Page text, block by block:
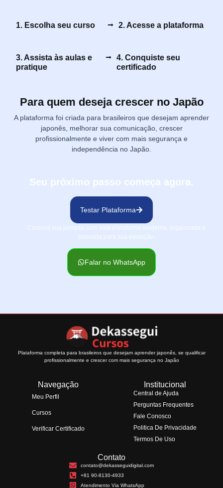
1. Escolha seu curso 2. Acesse a plataforma
3. Assista às aulas e
pratique
4. Conquiste seu
certificado
Para quem deseja crescer no Japão
A plataforma foi criada para brasileiros que desejam aprender
japonês, melhorar sua comunicação, crescer
profissionalmente e viver com mais segurança e
independência no Japão.
Seu próximo passo começa agora.
Testar Plataforma
Comece sua jornada com uma plataforma moderna, organizada e
pensada para sua evolução.
Falar no WhatsApp
Plataforma completa para brasileiros que desejam aprender japonês, se qualificar
profissionalmente e crescer com mais segurança no Japão
Navegação
Meu Perfil
Cursos
Verificar Certificado
Institucional
Central de Ajuda
Perguntas Frequentes
Fale Conosco
Politica De Privacidade
Termos De Uso
Contato
contato@dekasseguidigital.com
+81 90-8130-4933
Atendimento Via WhatsApp